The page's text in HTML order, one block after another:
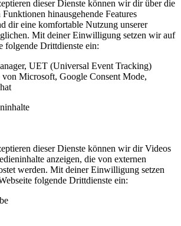
dieser Dienste können wir dir über die
Funktionen hinausgehende Features
dir eine komfortable Nutzung unserer
Mit deiner Einwilligung setzen wir auf
folgende Drittdienste ein:
UET (Universal Event Tracking)
von Microsoft, Google Consent Mode,
dieser Dienste können wir dir Videos
anzeigen, die von externen
werden. Mit deiner Einwilligung setzen
folgende Drittdienste ein: